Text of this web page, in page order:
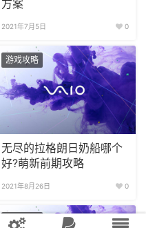
方案
2021年7月5日 0
游戏攻略
无尽的拉格朗日奶船哪个
好?萌新前期攻略
2021年8月26日 0
游戏攻略